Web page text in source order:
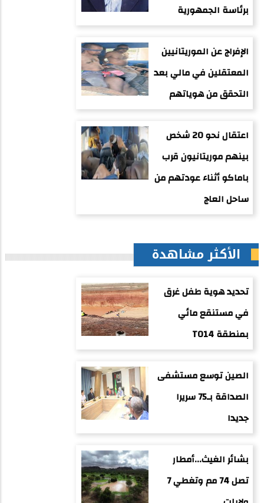
برئاسة الجمهورية
الإفراج عن الموريتانيين
المعتقلين في مالي بعد
التحقق من هوياتهم
اعتقال نحو 20 شخص
بينهم موريتانيون قرب
باماكو أثناء عودتهم من
ساحل العاج
الأكثر مشاهدة
تحديد هوية طفل غرق
في مستنقع مائي
بمنطقة TO14
الصين توسع مستشفى
الصداقة بـ75 سريرا
جديدا
بشائر الغيث...أمطار
تصل 74 مم وتغطي 7